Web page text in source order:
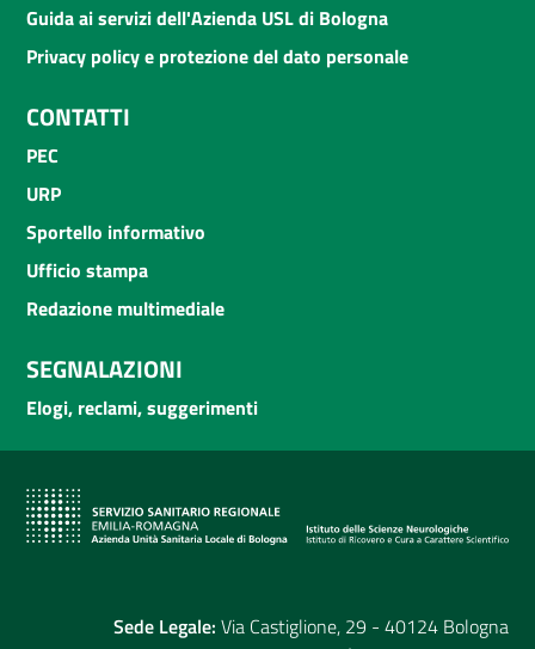
Guida ai servizi dell'Azienda USL di Bologna
Privacy policy e protezione del dato personale
CONTATTI
PEC
URP
Sportello informativo
Ufficio stampa
Redazione multimediale
SEGNALAZIONI
Elogi, reclami, suggerimenti
Sede Legale: Via Castiglione, 29 - 40124 Bologna